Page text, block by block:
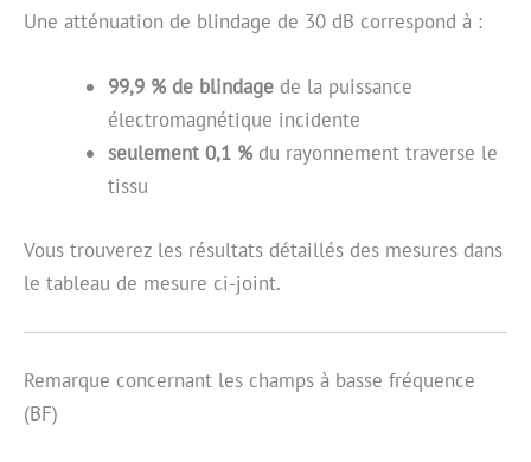
Une atténuation de blindage de 30 dB correspond à :
99,9 % de blindage de la puissance
électromagnétique incidente
seulement 0,1 %du rayonnement traverse le
tissu
Vous trouverez les résultats détaillés des mesures dans
le tableau de mesure ci-joint.
Remarque concernant les champs à basse fréquence
(BF)